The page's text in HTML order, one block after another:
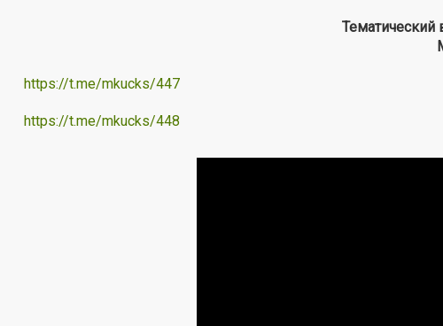
https://t.me/mkucks/447
https://t.me/mkucks/448